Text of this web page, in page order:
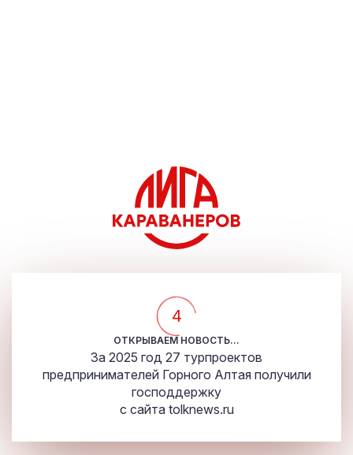
4
ОТКРЫВАЕМ НОВОСТЬ...
За 2025 год 27 турпроектов
предпринимателей Горного Алтая получили
господдержку
с сайта tolknews.ru